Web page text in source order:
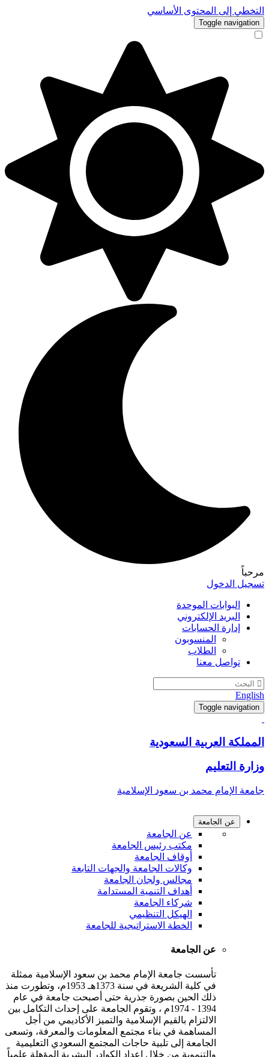
التخطي إلى المحتوى الأساسي
Toggle navigation
مرحباً
تسجيل الدخول
البوابات الموحدة
البريد الإلكتروني
إدارة الحسابات
المنسوبون
الطلاب
تواصل معنا
English
Toggle navigation
المملكة العربية السعودية
وزارة التعليم
جامعة الإمام محمد بن سعود الإسلامية
عن الجامعة
عن الجامعة
مكتب رئيس الجامعة
أوقاف الجامعة
وكالات الجامعة والجهات التابعة
مجالس ولجان الجامعة
أهداف التنمية المستدامة
شركاء الجامعة
الهيكل التنظيمي
الخطة الاستراتيجية للجامعة
عن الجامعة
تأسست جامعة الإمام محمد بن سعود الإسلامية ممثلة
في كلية الشريعة في سنة 1373هـ 1953م، وتطورت منذ
ذلك الحين بصورة جذرية حتى أصبحت جامعة في عام
1394 - 1974م ، وتقوم الجامعة على إحداث التكامل بين
الالتزام بالقيم الإسلامية والتميز الأكاديمي من أجل
المساهمة في بناء مجتمع المعلومات والمعرفة، وتسعى
الجامعة إلى تلبية حاجات المجتمع السعودي التعليمية
والتنموية من خلال إعداد الكوادر البشرية المؤهلة علمياً